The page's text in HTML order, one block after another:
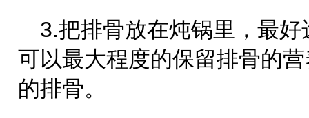
3.把排骨放在炖锅里，最
可以最大程度的保留排骨的
的排骨。